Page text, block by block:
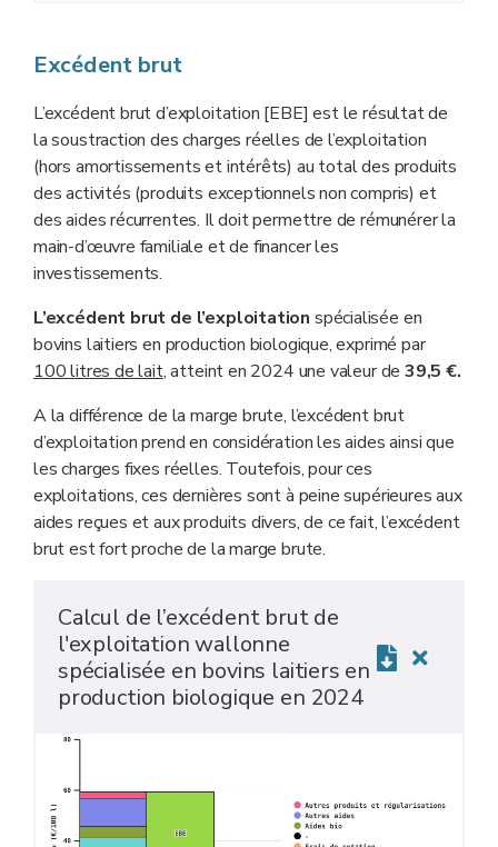
Excédent brut
L’excédent brut d’exploitation [EBE] est le résultat de
la soustraction des charges réelles de l’exploitation
(hors amortissements et intérêts) au total des produits
des activités (produits exceptionnels non compris) et
des aides récurrentes. Il doit permettre de rémunérer la
main-d’œuvre familiale et de financer les
investissements.
L’excédent brut de l’exploitation spécialisée en
bovins laitiers en production biologique, exprimé par
100 litres de lait, atteint en 2024 une valeur de39,5 €.
A la différence de la marge brute, l’excédent brut
d’exploitation prend en considération les aides ainsi que
les charges fixes réelles. Toutefois, pour ces
exploitations, ces dernières sont à peine supérieures aux
aides reçues et aux produits divers, de ce fait, l’excédent
brut est fort proche de la marge brute.
Calcul de l’excédent brut de
l'exploitation wallonne
spécialisée en bovins laitiers en
production biologique en 2024